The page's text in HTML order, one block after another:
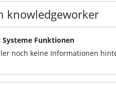
knowledgeworker
Systeme Funktionen
noch keine Informationen